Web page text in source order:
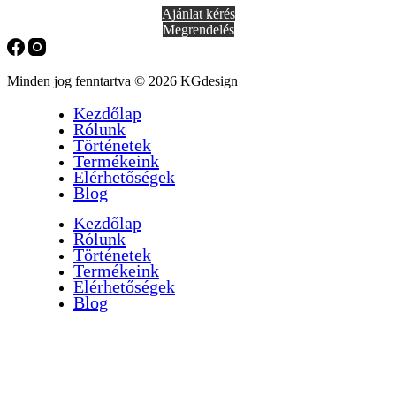
Ajánlat kérés
Megrendelés
Minden jog fenntartva © 2026 KGdesign
Kezdőlap
Rólunk
Történetek
Termékeink
Elérhetőségek
Blog
Kezdőlap
Rólunk
Történetek
Termékeink
Elérhetőségek
Blog